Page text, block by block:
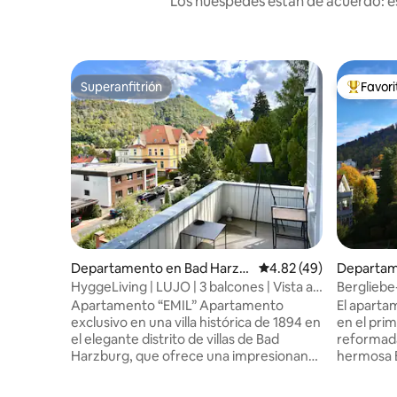
Superanfitrión
Superanfitrión
Departamento en Bad Harzb
urg
Calificación
4.82 (49)
HyggeLiving | LUJO | 3 balcones | Vista a
la montaña | 100 m2
Apartamento “EMIL” Apartamento
exclusivo en una villa histórica de 1894 en
el elegante distrito de villas de Bad
Harzburg, que ofrece una impresionante
De los
rg
El
en el
hermosa Bad